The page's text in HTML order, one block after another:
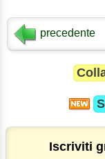
precedente
Iscriviti